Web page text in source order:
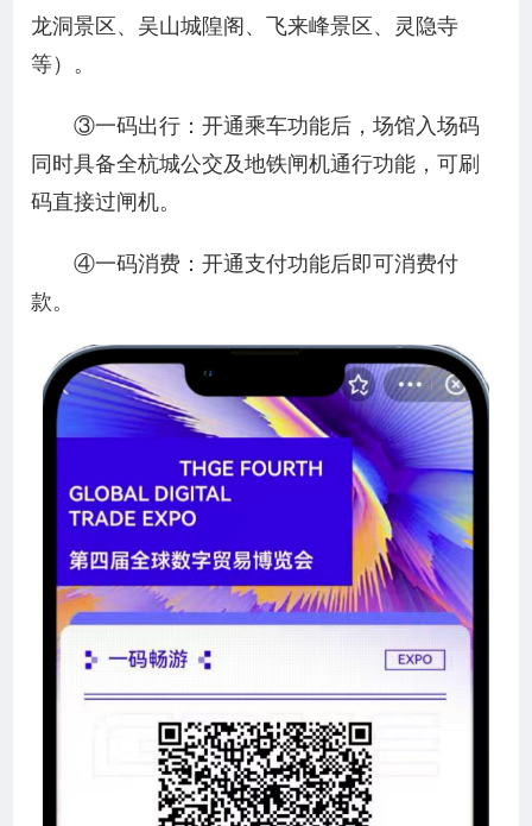
龙洞景区、吴山城隍阁、飞来峰景区、灵隐寺
等）。
③一码出行：开通乘车功能后，场馆入场码
同时具备全杭城公交及地铁闸机通行功能，可刷
码直接过闸机。
④一码消费：开通支付功能后即可消费付
款。